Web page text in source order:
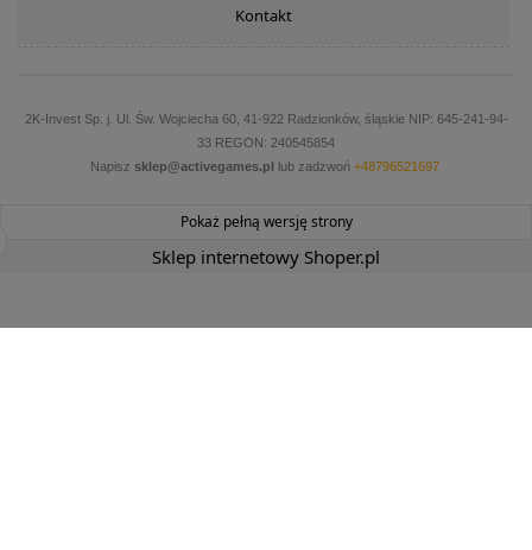
Kontakt
2K-Invest Sp. j. Ul. Św. Wojciecha 60, 41-922 Radzionków, śląskie NIP: 645-241-94-
33 REGON: 240545854
Napisz sklep@activegames.pl lub zadzwoń +48796521697
Pokaż pełną wersję strony
Sklep internetowy Shoper.pl